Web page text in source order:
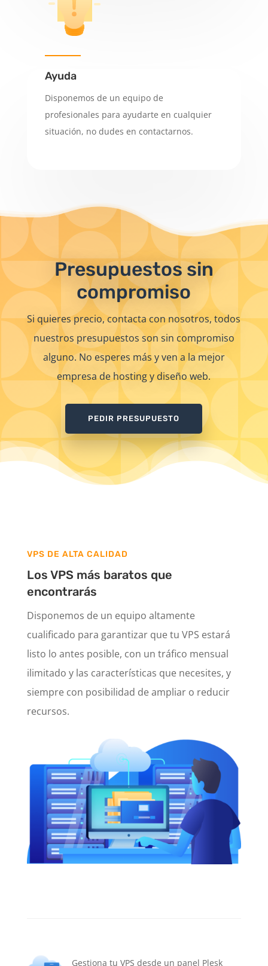
Ayuda
Disponemos de un equipo de
profesionales para ayudarte en cualquier
situación, no dudes en contactarnos.
Presupuestos sin
compromiso
Si quieres precio, contacta con nosotros, todos
nuestros presupuestos son sin compromiso
alguno. No esperes más y ven a la mejor
empresa de hosting y diseño web.
PEDIR PRESUPUESTO
VPS DE ALTA CALIDAD
Los VPS más baratos que
encontrarás
Disponemos de un equipo altamente
cualificado para garantizar que tu VPS estará
listo lo antes posible, con un tráfico mensual
ilimitado y las características que necesites, y
siempre con posibilidad de ampliar o reducir
recursos.
Gestiona tu VPS desde un panel Plesk